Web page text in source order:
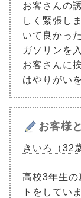
お客さんの
しく緊張し
いて良かっ
ガソリンを
お客さんに
はやりがい
お客様
きいろ（32
高校3年生の
トをしてい